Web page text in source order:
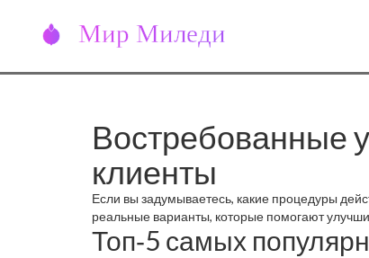
Востребованные
клиенты
Если вы задумываетесь, какие процедуры
реальные варианты, которые помогают
Топ‑5 самых